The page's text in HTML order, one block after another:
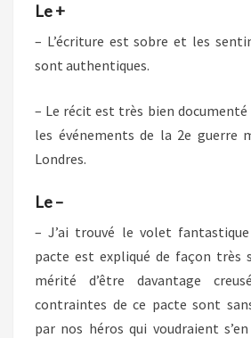
Le +
– L’écriture est sobre et les
sont authentiques.
– Le récit est très bien documenté
les événements de la 2e guerre
Londres.
Le –
– J’ai trouvé le volet
pacte est expliqué de façon très
mérité d’être davantage
contraintes de ce pacte sont
par nos héros qui voudraient